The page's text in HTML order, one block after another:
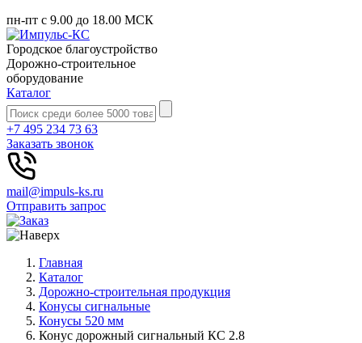
пн-пт с 9.00 до 18.00 МСК
Городское благоустройство
Дорожно-строительное
оборудование
Каталог
+7 495 234 73 63
Заказать звонок
mail@impuls-ks.ru
Отправить запрос
Главная
Каталог
Дорожно-строительная продукция
Конусы сигнальные
Конусы 520 мм
Конус дорожный сигнальный КС 2.8